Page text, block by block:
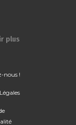
plus
nous !